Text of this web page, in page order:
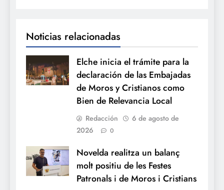
Noticias relacionadas
Elche inicia el trámite para la
declaración de las Embajadas
de Moros y Cristianos como
Bien de Relevancia Local
Redacción
6 de agosto de
2026
0
Novelda realitza un balanç
molt positiu de les Festes
Patronals i de Moros i Cristians